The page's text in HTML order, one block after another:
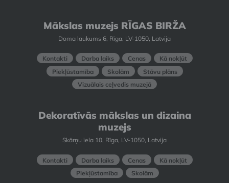
Mākslas muzejs RĪGAS BIRŽA
Doma laukums 6, Rīga, LV-1050, Latvija
Kontakti Darba laiks Cenas
Kā nokļūt
Piekļūstamība
Skolām
Stāvu plāns
Vizuālais ceļvedis muzejā
Dekoratīvās mākslas un dizaina
muzejs
Skārņu iela 10, Rīga, LV-1050, Latvija
Kontakti Darba laiks Cenas
Kā nokļūt
Piekļūstamība
Skolām